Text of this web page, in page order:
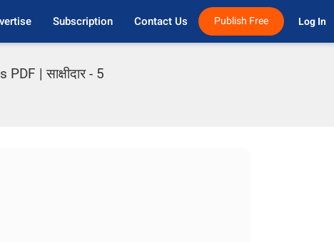
Subscription Contact Us Publish Free Log In
| साक्षीदार - 5